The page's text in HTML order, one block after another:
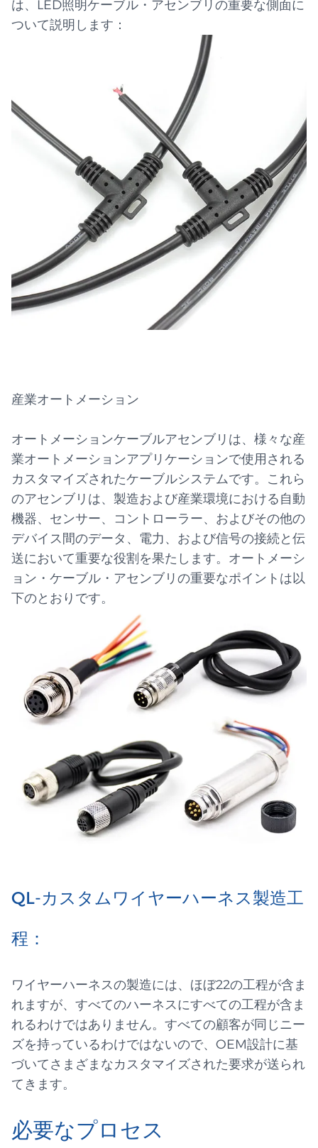
は、LED照明ケーブル・アセンブリの重要な側面に
ついて説明します：
産業オートメーション
オートメーションケーブルアセンブリは、様々な産
業オートメーションアプリケーションで使用される
カスタマイズされたケーブルシステムです。これら
のアセンブリは、製造および産業環境における自動
機器、センサー、コントローラー、およびその他の
デバイス間のデータ、電力、および信号の接続と伝
送において重要な役割を果たします。オートメーシ
ョン・ケーブル・アセンブリの重要なポイントは以
下のとおりです。
QL-カスタムワイヤーハーネス製造工
程：
ワイヤーハーネスの製造には、ほぼ22の工程が含ま
れますが、すべてのハーネスにすべての工程が含ま
れるわけではありません。すべての顧客が同じニー
ズを持っているわけではないので、OEM設計に基
づいてさまざまなカスタマイズされた要求が送られ
てきます。
必要なプロセス